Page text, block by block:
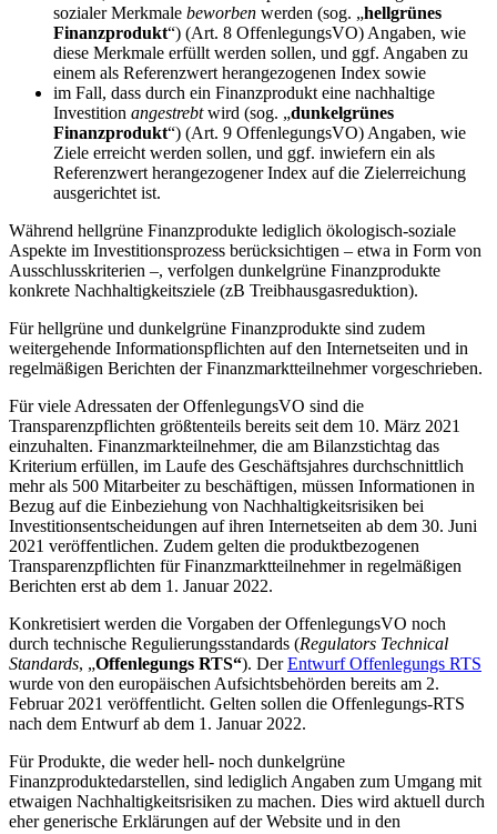
sozialer Merkmale beworben werden (sog. „hellgrünes
Finanzprodukt“) (Art. 8 OffenlegungsVO) Angaben, wie
diese Merkmale erfüllt werden sollen, und ggf. Angaben zu
einem als Referenzwert herangezogenen Index sowie
im Fall, dass durch ein Finanzprodukt eine nachhaltige
Investition angestrebtwird (sog. „dunkelgrünes
Finanzprodukt“) (Art. 9 OffenlegungsVO) Angaben, wie
Ziele erreicht werden sollen, und ggf. inwiefern ein als
Referenzwert herangezogener Index auf die Zielerreichung
ausgerichtet ist.
Während hellgrüne Finanzprodukte lediglich ökologisch-soziale
Aspekte im Investitionsprozess berücksichtigen – etwa in Form von
Ausschlusskriterien –, verfolgen dunkelgrüne Finanzprodukte
konkrete Nachhaltigkeitsziele (zB Treibhausgasreduktion).
Für hellgrüne und dunkelgrüne Finanzprodukte sind zudem
weitergehende Informationspflichten auf den Internetseiten und in
regelmäßigen Berichten der Finanzmarktteilnehmer vorgeschrieben.
Für viele Adressaten der OffenlegungsVO sind die
Transparenzpflichten größtenteils bereits seit dem 10. März 2021
einzuhalten. Finanzmarkteilnehmer, die am Bilanzstichtag das
Kriterium erfüllen, im Laufe des Geschäftsjahres durchschnittlich
mehr als 500 Mitarbeiter zu beschäftigen, müssen Informationen in
Bezug auf die Einbeziehung von Nachhaltigkeitsrisiken bei
Investitionsentscheidungen auf ihren Internetseiten ab dem 30. Juni
2021 veröffentlichen. Zudem gelten die produktbezogenen
Transparenzpflichten für Finanzmarktteilnehmer in regelmäßigen
Berichten erst ab dem 1. Januar 2022.
Konkretisiert werden die Vorgaben der OffenlegungsVO noch
durch technische Regulierungsstandards (Regulators Technical
Standards, „Offenlegungs RTS“). DerEntwurf Offenlegungs RTS
wurde von den europäischen Aufsichtsbehörden bereits am 2.
Februar 2021 veröffentlicht. Gelten sollen die Offenlegungs-RTS
nach dem Entwurf ab dem 1. Januar 2022.
Für Produkte, die weder hell- noch dunkelgrüne
Finanzproduktedarstellen, sind lediglich Angaben zum Umgang mit
etwaigen Nachhaltigkeitsrisiken zu machen. Dies wird aktuell durch
eher generische Erklärungen auf der Website und in den